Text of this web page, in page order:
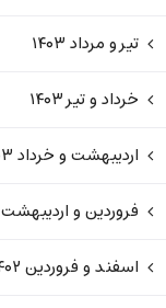
تیر و مرداد ۱۴۰۳
خرداد و تیر ۱۴۰۳
اردیبهشت و خرداد ۱۴۰۳
فروردین و اردیبهشت ۱۴۰۳
اسفند و فروردین ۱۴۰۲